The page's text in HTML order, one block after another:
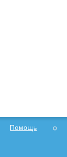
Помощь